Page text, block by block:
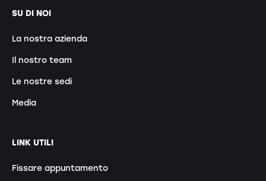
SU DI NOI
La nostra azienda
Il nostro team
Le nostre sedi
Media
LINK UTILI
Fissare appuntamento